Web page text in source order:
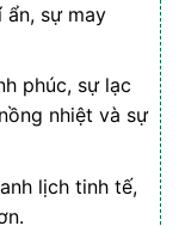
ẩn, sự may
phúc, sự lạc
nhiệt và sự
lịch tinh tế,